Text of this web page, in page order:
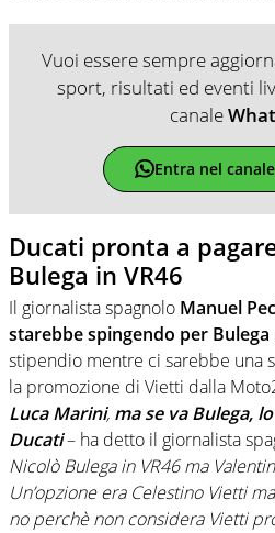
Vuoi essere sempre
sport, risultati ed eventi
canale
Entra nel
Ducati pronta a
Bulega in VR46
Il giornalista spagnolo Manuel
starebbe spingendo per Bulega
stipendio mentre ci sarebbe una
la promozione di Vietti dalla
Luca Marini, ma se va Bulega,
Ducati– ha detto il giornalista
Nicolò Bulega in VR46 ma
Un’opzione era Celestino Vietti
no perchè non considera Vietti